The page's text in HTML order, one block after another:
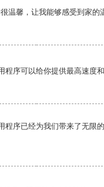
温馨，让我能够感受到家的
程序可以给你提供最高速度和
程序已经为我们带来了无限